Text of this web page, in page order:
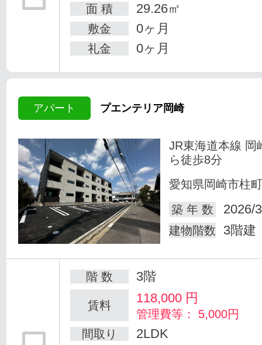
面 積 29.26㎡
敷金 0ヶ月
礼金 0ヶ月
アパート プエンテリア岡崎
JR東海道本線 岡
ら徒歩8分
愛知県岡崎市柱町
築 年 数
2026/
建物階数 3階建
階 数 3階
賃料 118,000 円
管理費等： 5,000円
間取り
2LDK